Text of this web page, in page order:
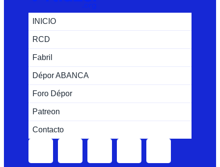
INICIO
RCD
Fabril
Dépor ABANCA
Foro Dépor
Patreon
Contacto